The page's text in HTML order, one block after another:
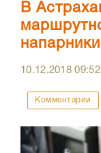
В
10.12.201809:52
Комментарии